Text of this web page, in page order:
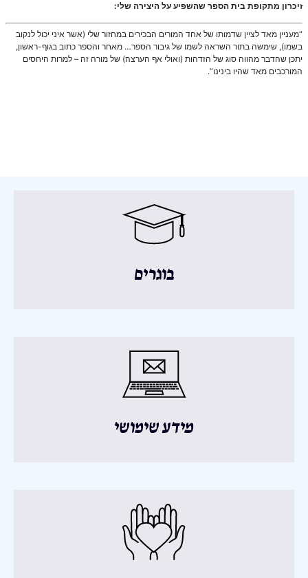
זיכרון מתקופת בית הספר שהשפיע על היצירה שלי:
“מעניין מאד לציין שדמותו של אחד המורים הבכירים במחזור שלי (אשר איני יכול לנקוב
בשמו), שימשה בתור השראה לשמו של גיבור הספר… מאחר והספר כתוב בגוף-ראשון,
יתכן שהדבר מהווה סוג של הזדהות (ואולי אף הערצה) של מורה זה – למרות היחסים
המורכבים מאד שהיו בינינו”.
בוגרים
מידע שימושי